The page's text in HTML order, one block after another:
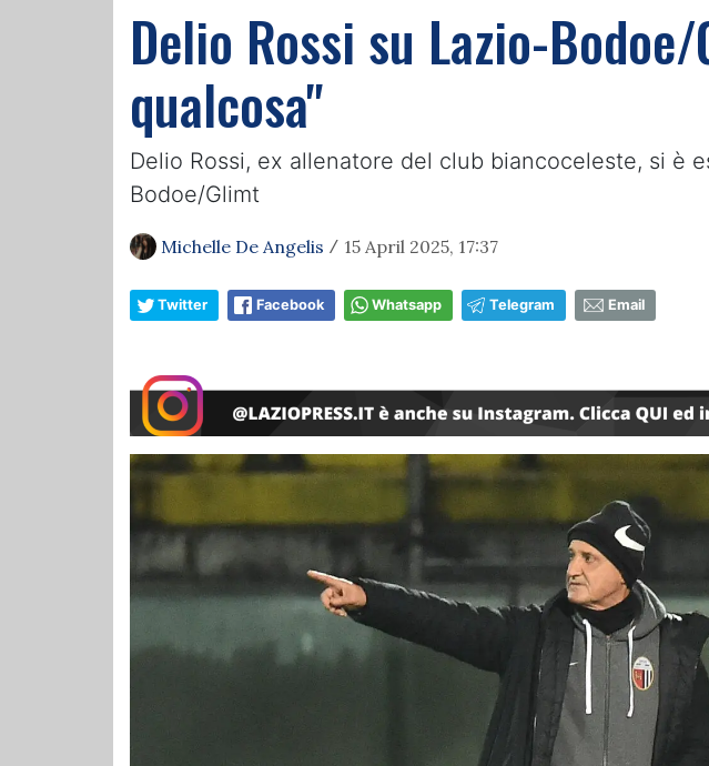
Delio Rossi su Lazio-
qualcosa"
Delio Rossi, ex allenatore del club biancoceleste, si è
Bodoe/Glimt
Michelle De Angelis / 15 April 2025, 17:37
Twitter Facebook Whatsapp Telegram Email